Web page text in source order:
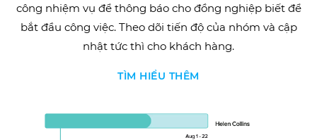
công nhiệm vụ để thông báo cho đồng nghiệp biết để
bắt đầu công việc. Theo dõi tiến độ của nhóm và cập
nhật tức thì cho khách hàng.
TÌM HIỂU THÊM